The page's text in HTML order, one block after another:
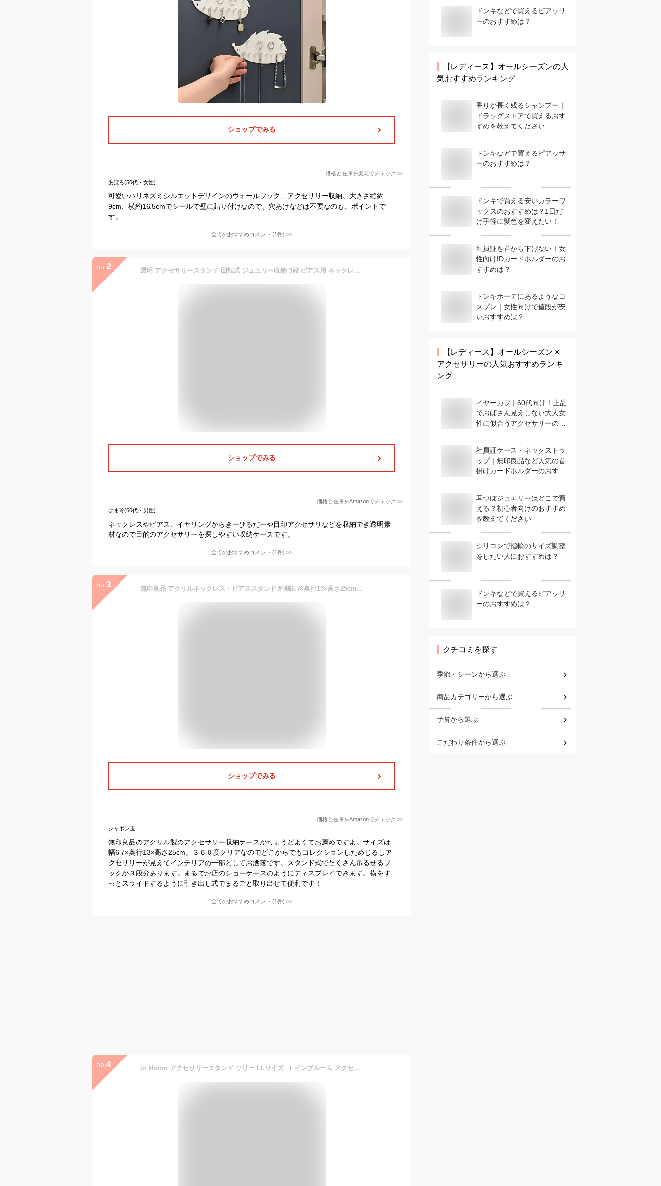
ショップでみる
価格と在庫を楽天でチェック >>
あぽろ(50代・女性)
可愛いハリネズミシルエットデザインのウォールフック、アクセサリー収納。大きさ縦約
9cm、横約16.5cmでシールで壁に貼り付けなので、穴あけなどは不要なのも、ポイントで
す。
全てのおすすめコメント (1件) >
no. 2 透明 アクセサリースタンド 回転式 ジュエリー収納 3段 ピアス用 ネックレス用 360度回転 省スペース ブレスレット用 自宅用 宝石店用 プラスチック製 16cm
ショップでみる
価格と在庫をAmazonでチェック >>
はま玲(60代・男性)
ネックレスやピアス、イヤリングからきーひるだーや目印アクセサリなどを収納でき透明素
材なので目的のアクセサリーを探しやすい収納ケースです。
全てのおすすめコメント (1件) >
no. 3 無印良品 アクリルネックレス・ピアススタンド 約幅6.7×奥行13×高さ25cm 18958207
ショップでみる
価格と在庫をAmazonでチェック >>
シャボン玉
無印良品のアクリル製のアクセサリー収納ケースがちょうどよくてお薦めですよ。サイズは
幅6.7×奥行13×高さ25cm。３６０度クリアなのでどこからでもコレクションしためじるしア
クセサリーが見えてインテリアの一部としてお洒落です。スタンド式でたくさん吊るせるフ
ックが３段分あります。まるでお店のショーケースのようにディスプレイできます。横をす
っとスライドするように引き出し式でまるごと取り出せて便利です！
全てのおすすめコメント (1件) >
no. 4 in bloom アクセサリースタンド ツリー LLサイズ （ インブルーム アクセサリー 収納 ディスプレイ 真鍮風 ネックレス チョーカー ブレスレット トレー ジュエリースタンド トレイ オブジェ リビング 玄関 ゴールド 吊るす 飾る ）【3980円以上送料無料】
ドンキなどで買えるピアッサ
ーのおすすめは？
【レディース】 オールシーズンの人
気おすすめランキング
香りが長く残るシャンプー｜
ドラッグストアで買えるおす
すめを教えてください
ドンキなどで買えるピアッサ
ーのおすすめは？
ドンキで買える安いカラーワ
ックスのおすすめは？1日だ
け手軽に髪色を変えたい！
社員証を首から下げない！女
性向けIDカードホルダーのお
すすめは？
ドンキホーテにあるようなコ
スプレ｜女性向けで値段が安
いおすすめは？
【レディース】 オールシーズン ×
アクセサリーの人気おすすめランキ
ング
イヤーカフ｜60代向け！上品
でおばさん見えしない大人女
性に似合うアクセサリーのお
社員証ケース・ネックストラ
ップ｜無印良品など人気の首
掛けカードホルダーのおすす
耳つぼジュエリーはどこで買
える？初心者向けのおすすめ
を教えてください
シリコンで指輪のサイズ調整
をしたい人におすすめは？
ドンキなどで買えるピアッサ
ーのおすすめは？
クチコミを探す
季節・シーンから選ぶ
商品カテゴリーから選ぶ
予算から選ぶ
こだわり条件から選ぶ